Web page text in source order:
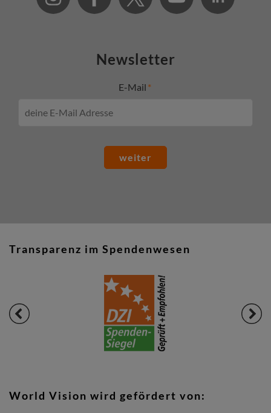
Newsletter
E-Mail
weiter
Transparenz im Spendenwesen
World Vision wird gefördert von: